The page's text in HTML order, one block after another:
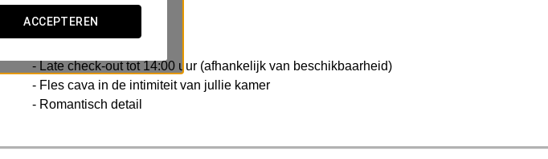
ACCEPTEREN
partner te delen.
- Late check-out tot 14:00 uur (afhankelijk van beschikbaarheid)
- Fles cava in de intimiteit van jullie kamer
- Romantisch detail